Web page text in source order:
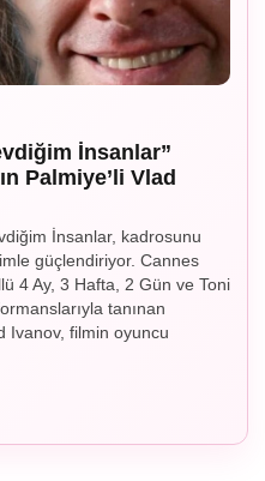
İnsanlar”
Palmiye’li Vlad
İnsanlar, kadrosunu
güçlendiriyor. Cannes
4 Ay, 3 Hafta, 2 Gün ve Toni
tanınan
Ivanov, filmin oyuncu